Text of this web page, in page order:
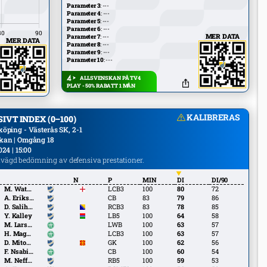
MER DATA
Parameter 3: ---
Parameter 4: ---
Parameter 5: ---
Parameter 6: ---
Parameter 7: ---
Parameter 8: ---
Parameter 9: ---
Parameter 10: ---
ALLSVENSKAN PÅ TV4
PLAY - 50% RABATT 1 MÅN
MER DATA
INDEX (0–100) KALIBRERAS
- Västerås SK, 2-1
| Omgång 18
| 15:00
bedömning av defensiva prestationer.
N P MIN DI
DI/90
M.
Watson
M. Watson LCB3 100 80
72
A.
Eriksson
A. Eriksson CB 83 79
86
D.
Salihović
D. Salihović RCB3 83 78
85
Y. Kalley
Y. Kalley LB5 100 64
58
M.
Larsson
M. Larsson LWB 100 63
57
H.
Magnusson
H. Magnusson LCB3 100 63
57
D. Mitov
Nilsson
D. Mitov Nilsson GK 100 62
56
F.
Nsabiyumva
F. Nsabiyumva CB 100 60
54
M.
M. Neffati RB5 100 59
53